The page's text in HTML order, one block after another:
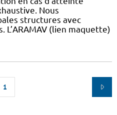
Nous
structures avec
(lien maquette)
1